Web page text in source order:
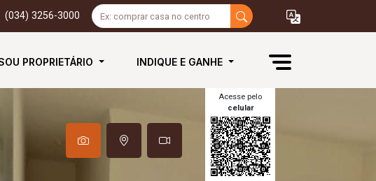
(034) 3256-3000
PROPRIETÁRIO INDIQUE E GANHE
Acesse pelo
celular